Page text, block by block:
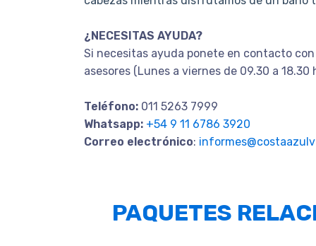
¿NECESITAS AYUDA?
Si necesitas ayuda ponete en contacto
asesores (Lunes a viernes de 09.30 a 18.30
Teléfono: 011 5263 7999
Whatsapp: +54 9 11 6786 3920
Correo electrónico:
PAQUETES